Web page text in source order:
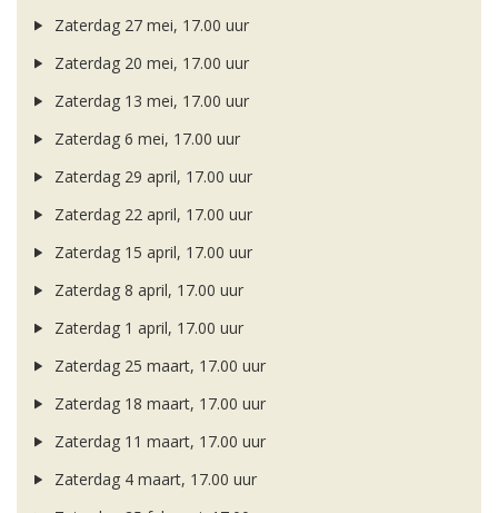
Zaterdag 27 mei, 17.00 uur
Zaterdag 20 mei, 17.00 uur
Zaterdag 13 mei, 17.00 uur
Zaterdag 6 mei, 17.00 uur
Zaterdag 29 april, 17.00 uur
Zaterdag 22 april, 17.00 uur
Zaterdag 15 april, 17.00 uur
Zaterdag 8 april, 17.00 uur
Zaterdag 1 april, 17.00 uur
Zaterdag 25 maart, 17.00 uur
Zaterdag 18 maart, 17.00 uur
Zaterdag 11 maart, 17.00 uur
Zaterdag 4 maart, 17.00 uur